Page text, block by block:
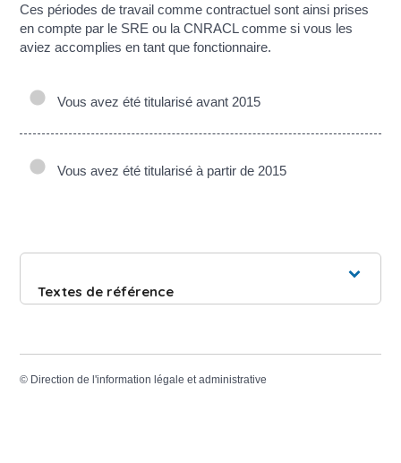
Ces périodes de travail comme contractuel sont ainsi prises
en compte par le SRE ou la CNRACL comme si vous les
aviez accomplies en tant que fonctionnaire.
Vous avez été titularisé avant 2015
Vous avez été titularisé à partir de 2015
Textes de référence
© Direction de l'information légale et administrative